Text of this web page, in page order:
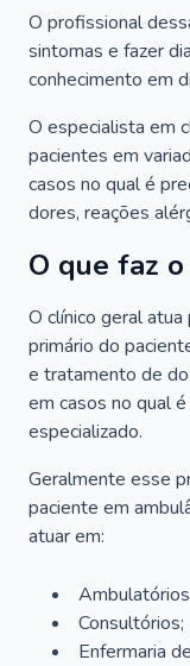
O profissional
sintomas e fazer
conhecimento em
O especialista em
pacientes em
casos no qual é
dores, reações
O que faz
O clínico geral
primário do
e tratamento de
em casos no qual
especializado.
Geralmente esse
paciente em
atuar em:
Consultórios;
Enfermaria